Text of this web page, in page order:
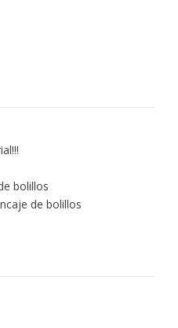
bolillos
de bolillos